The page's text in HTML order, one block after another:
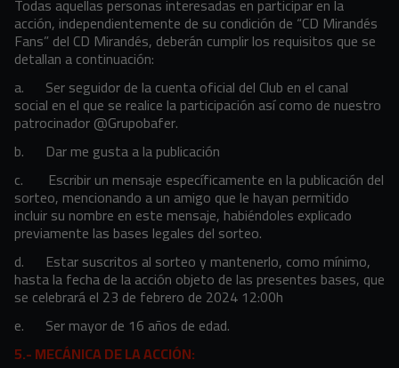
Todas aquellas personas interesadas en participar en la
acción, independientemente de su condición de “CD Mirandés
Fans” del CD Mirandés, deberán cumplir los requisitos que se
detallan a continuación:
a. Ser seguidor de la cuenta oficial del Club en el canal
social en el que se realice la participación así como de nuestro
patrocinador @Grupobafer.
b. Dar me gusta a la publicación
c. Escribir un mensaje específicamente en la publicación del
sorteo, mencionando a un amigo que le hayan permitido
incluir su nombre en este mensaje, habiéndoles explicado
previamente las bases legales del sorteo.
d. Estar suscritos al sorteo y mantenerlo, como mínimo,
hasta la fecha de la acción objeto de las presentes bases, que
se celebrará el 23 de febrero de 2024 12:00h
e. Ser mayor de 16 años de edad.
5.- MECÁNICA DE LA ACCIÓN: